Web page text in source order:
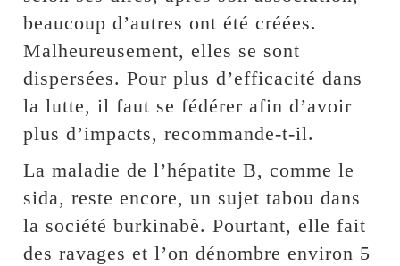
beaucoup d’autres ont été créées.
Malheureusement, elles se sont
dispersées. Pour plus d’efficacité dans
la lutte, il faut se fédérer afin d’avoir
plus d’impacts, recommande-t-il.
La maladie de l’hépatite B, comme le
sida, reste encore, un sujet tabou dans
la société burkinabè. Pourtant, elle fait
des ravages et l’on dénombre environ 5